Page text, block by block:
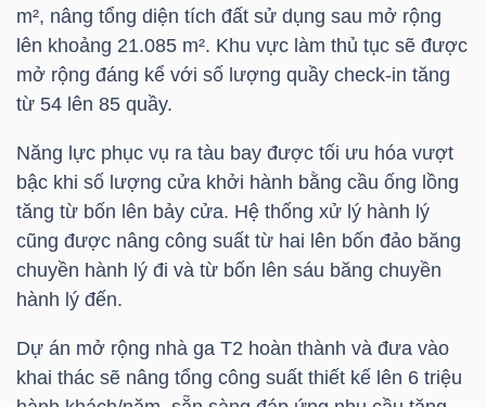
m², nâng tổng diện tích đất sử dụng sau mở rộng
lên khoảng 21.085 m². Khu vực làm thủ tục sẽ được
mở rộng đáng kể với số lượng quầy check-in tăng
từ 54 lên 85 quầy.
Năng lực phục vụ ra tàu bay được tối ưu hóa vượt
bậc khi số lượng cửa khởi hành bằng cầu ống lồng
tăng từ bốn lên bảy cửa. Hệ thống xử lý hành lý
cũng được nâng công suất từ hai lên bốn đảo băng
chuyền hành lý đi và từ bốn lên sáu băng chuyền
hành lý đến.
Dự án mở rộng nhà ga T2 hoàn thành và đưa vào
khai thác sẽ nâng tổng công suất thiết kế lên 6 triệu
NHÂN
PHÂN
TÍCH
VIETSTOCKFINANCE
VĨ
MÔ